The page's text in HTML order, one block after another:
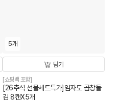
5개
담기
[쇼핑백 포함]
[26추석 선물세트특가]임자도 곱창돌
김 8캔X5개